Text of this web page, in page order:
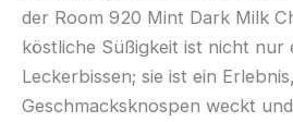
der Room 920 Mint Dark Milk
köstliche Süßigkeit ist nicht nur
Leckerbissen; sie ist ein
Geschmacksknospen weckt